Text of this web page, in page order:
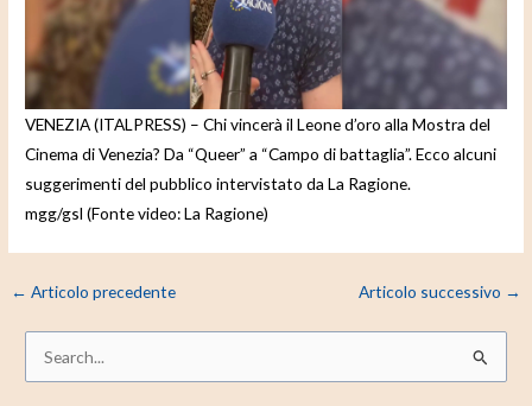
e
o
VENEZIA (ITALPRESS) – Chi vincerà il Leone d’oro alla Mostra del
Cinema di Venezia? Da “Queer” a “Campo di battaglia”. Ecco alcuni
suggerimenti del pubblico intervistato da La Ragione.
mgg/gsl (Fonte video: La Ragione)
← Articolo precedente Articolo successivo →